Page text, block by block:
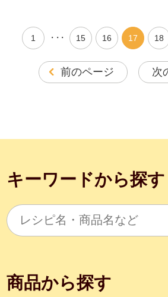
前のページ
1 ・・・ 15 16 17 18
次
キーワードから探す
商品から探す